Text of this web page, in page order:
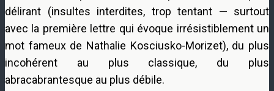
délirant (insultes interdites, trop tentant — surtout
avec la première lettre qui évoque irrésistiblement un
mot fameux de Nathalie Kosciusko-Morizet), du plus
incohérent au plus classique, du plus
abracabrantesque au plus débile.